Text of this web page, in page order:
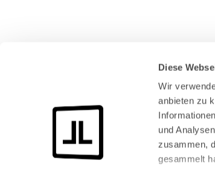
Diese
Wir
anbieten zu
und
zusammen,
gesammelt
Bundeskanzlerplatz 2
53113 Bonn